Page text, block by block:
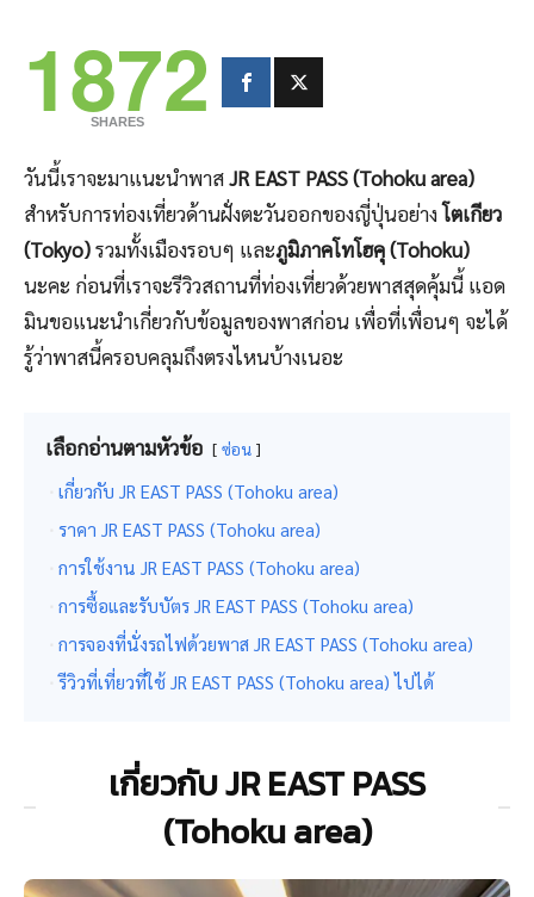
1872
SHARES
วันนี้เราจะมาแนะนำพาสJR EAST PASS (Tohoku area)
สำหรับการท่องเที่ยวด้านฝั่งตะวันออกของญี่ปุ่นอย่างโตเกียว
(Tokyo)รวมทั้งเมืองรอบๆ และภูมิภาคโทโฮคุ (Tohoku)
นะคะ ก่อนที่เราจะรีวิวสถานที่ท่องเที่ยวด้วยพาสสุดคุ้มนี้ แอด
มินขอแนะนำเกี่ยวกับข้อมูลของพาสก่อน เพื่อที่เพื่อนๆ จะได้
รู้ว่าพาสนี้ครอบคลุมถึงตรงไหนบ้างเนอะ
เลือกอ่านตามหัวข้อ ซ่อน
เกี่ยวกับ JR EAST PASS (Tohoku area)
ราคา JR EAST PASS (Tohoku area)
การใช้งาน JR EAST PASS (Tohoku area)
การซื้อและรับบัตร JR EAST PASS (Tohoku area)
การจองที่นั่งรถไฟด้วยพาส JR EAST PASS (Tohoku area)
รีวิวที่เที่ยวที่ใช้ JR EAST PASS (Tohoku area) ไปได้
เกี่ยวกับ JR EAST PASS
(Tohoku area)